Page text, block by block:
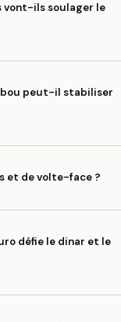
vont-ils soulager le
peut-il stabiliser
et de volte-face ?
défie le dinar et le